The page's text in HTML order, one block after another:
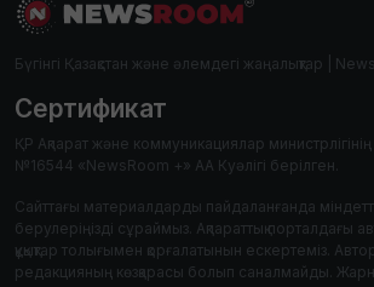
Бүгінгі Қазақстан және әлемдегі жаңалықтар |
Сертификат
ҚР Ақпарат және коммуникациялар
№16544 «NewsRoom +» АА Куәлігі берілген.
Сайттағы материалдарды пайдаланғанда
берулеріңізді сұраймыз. Ақпараттық порталдағы
құқықтар толығымен қорғалатынын ескертеміз.
редакцияның көзқарасы болып саналмайды.